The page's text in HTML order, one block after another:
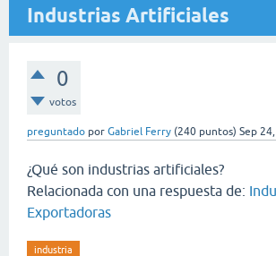
Industrias Artificiales
0
votos
preguntado por Gabriel Ferry (240 puntos) Sep
¿Qué son industrias artificiales?
Relacionada con una respuesta de:
Exportadoras
industria